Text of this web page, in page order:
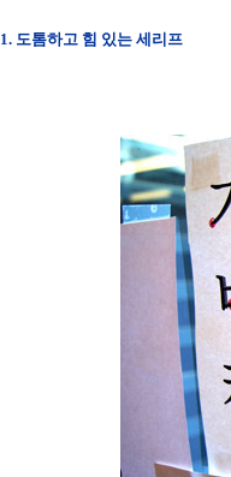
1. 도톰하고 힘 있는 세리프